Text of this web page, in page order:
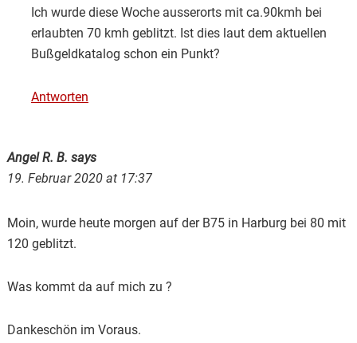
Ich wurde diese Woche ausserorts mit ca.90kmh bei
erlaubten 70 kmh geblitzt. Ist dies laut dem aktuellen
Bußgeldkatalog schon ein Punkt?
Antworten
Angel R. B. says
19. Februar 2020 at 17:37
Moin, wurde heute morgen auf der B75 in Harburg bei 80 mit
120 geblitzt.
Was kommt da auf mich zu ?
Dankeschön im Voraus.